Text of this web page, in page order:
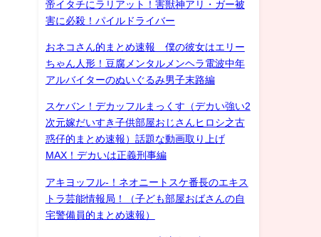
帝イタチにラリアット！害獣神アリ・ガー被
害に必殺！パイルドライバー
おネコさん的まとめ速報 僕の彼女はエリー
ちゃん人形！豆腐メンタルメンヘラ電波中年
アルバイターのぬいぐるみ男子末路編
スケバン！デカッフルまっくす（デカい強い2
次元嫁だいすき子供部屋おじさんヒロシ之古
惑仔的まとめ速報）話題な動画取り上げ
MAX！デカいは正義刑事編
アキヨッフル-！ネオニートスケ番長のエキス
トラ芸能情報局！（子ども部屋おばさんの自
宅警備員的まとめ速報）